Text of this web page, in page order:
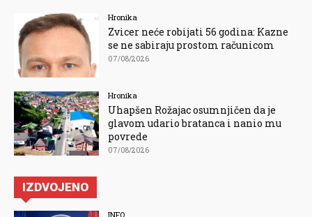
Hronika
Zvicer neće robijati 56 godina: Kazne
se ne sabiraju prostom računicom
07/08/2026
Hronika
Uhapšen Rožajac osumnjičen da je
glavom udario bratanca i nanio mu
povrede
07/08/2026
IZDVOJENO
INFO